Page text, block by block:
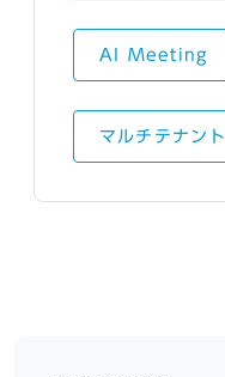
AI Meeting
マルチテナント